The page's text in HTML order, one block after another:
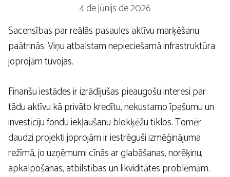
4 de jūnijs de 2026
Sacensības par reālās pasaules aktīvu marķēšanu
paātrinās. Viņu atbalstam nepieciešamā infrastruktūra
joprojām tuvojas.
Finanšu iestādes ir izrādījušas pieaugošu interesi par
tādu aktīvu kā privāto kredītu, nekustamo īpašumu un
investīciju fondu iekļaušanu blokķēžu tīklos. Tomēr
daudzi projekti joprojām ir iestrēguši izmēģinājuma
režīmā, jo uzņēmumi cīnās ar glabāšanas, norēķinu,
apkalpošanas, atbilstības un likviditātes problēmām.